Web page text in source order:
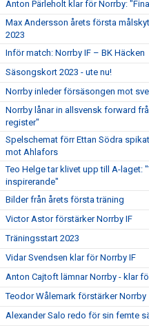
Anton Pärleholt klar för Norrby:
Max Andersson årets första
2023
Inför match: Norrby IF – BK Häcken
Säsongskort 2023 - ute nu!
Norrby inleder försäsongen mot
Norrby lånar in allsvensk forward
register"
Spelschemat förr Ettan Södra
mot Ahlafors
Teo Helge tar klivet upp till A-laget:
inspirerande"
Bilder från årets första träning
Victor Astor förstärker Norrby IF
Träningsstart 2023
Vidar Svendsen klar för Norrby IF
Anton Cajtoft lämnar Norrby - klar
Teodor Wålemark förstärker Norrby
Alexander Salo redo för sin femte